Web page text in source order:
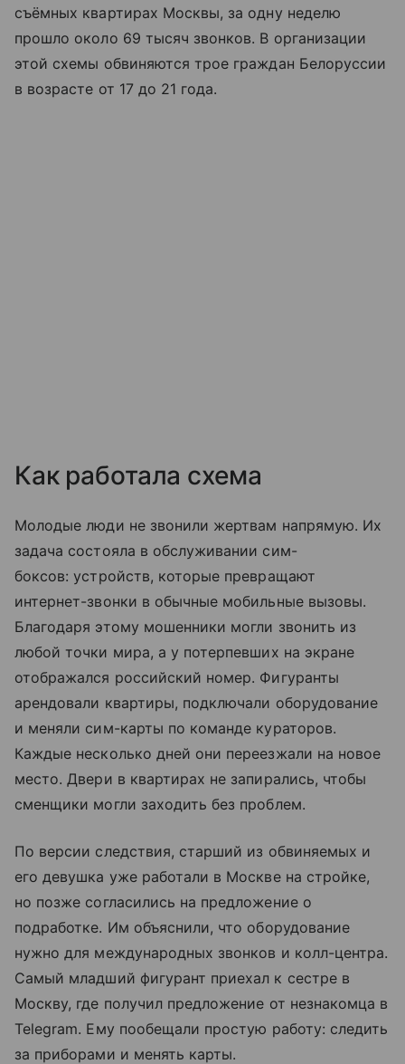
съёмных квартирах Москвы, за одну неделю
прошло около 69 тысяч звонков. В организации
этой схемы обвиняются трое граждан Белоруссии
в возрасте от 17 до 21 года.
Как работала схема
Молодые люди не звонили жертвам напрямую. Их
задача состояла в обслуживании сим-
боксов: устройств, которые превращают
интернет-звонки в обычные мобильные вызовы.
Благодаря этому мошенники могли звонить из
любой точки мира, а у потерпевших на экране
отображался российский номер. Фигуранты
арендовали квартиры, подключали оборудование
и меняли сим-карты по команде кураторов.
Каждые несколько дней они переезжали на новое
место. Двери в квартирах не запирались, чтобы
сменщики могли заходить без проблем.
По версии следствия, старший из обвиняемых и
его девушка уже работали в Москве на стройке,
но позже согласились на предложение о
подработке. Им объяснили, что оборудование
нужно для международных звонков и колл-центра.
Самый младший фигурант приехал к сестре в
Москву, где получил предложение от незнакомца в
Telegram. Ему пообещали простую работу: следить
за приборами и менять карты.